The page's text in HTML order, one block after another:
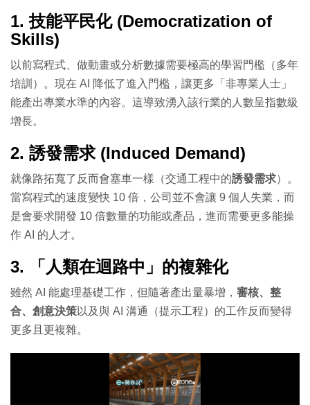
1. 技能平民化 (Democratization of
Skills)
以前寫程式、做動畫或分析數據需要極高的學習門檻（多年
培訓）。現在 AI 降低了進入門檻，讓更多「非專業人士」
能產出專業水準的內容。這導致湧入該行業的人數呈指數級
增長。
2. 誘發需求 (Induced Demand)
就像路拓寬了反而會塞車一樣（交通工程中的誘發需求）。
當寫程式的速度變快 10 倍，公司並不會讓 9 個人失業，而
是會要求開發 10 倍數量的功能或產品，進而需要更多能操
作 AI 的人才。
3. 「人類在迴路中」的複雜化
雖然 AI 能處理基礎工作，但隨著產出量暴增， 審核、整
合、創意決策以及與 AI 溝通（提示工程）的工作反而變得
更多且更複雜。